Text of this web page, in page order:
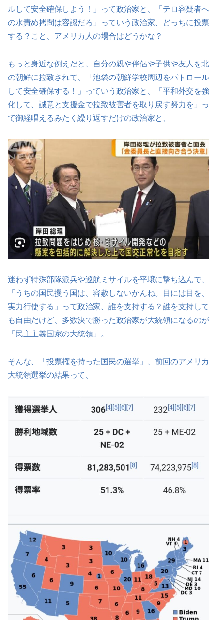
ルして安全確保しよう！」って政治家と、「テロ容疑者へ
の水責め拷問は容認だろ」っていう政治家、どっちに投票
する？こと、アメリカ人の場合はどうかな？
もっと身近な例えだと、自分の親や伴侶や子供や友人を北
の朝鮮に拉致されて、「池袋の朝鮮学校周辺をパトロール
して安全確保する！」っていう政治家と、「平和外交を強
化して、誠意と支援金で拉致被害者を取り戻す努力を」っ
て御経唱えるみたく繰り返すだけの政治家と、
迷わず特殊部隊派兵や巡航ミサイルを平壌に撃ち込んで、
「うちの国民攫う国は、容赦しないかんね。目には目を、
実力行使する」って政治家、誰を支持する？誰を支持して
も自由だけど、多数決で勝った政治家が大統領になるのが
「民主主義国家の大統領」。
そんな、「投票権を持った国民の選挙」、前回のアメリカ
大統領選挙の結果って、